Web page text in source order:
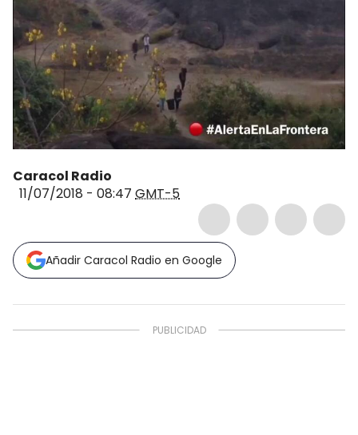
Caracol Radio
11/07/2018 - 08:47 GMT-5
Añadir Caracol Radio en Google